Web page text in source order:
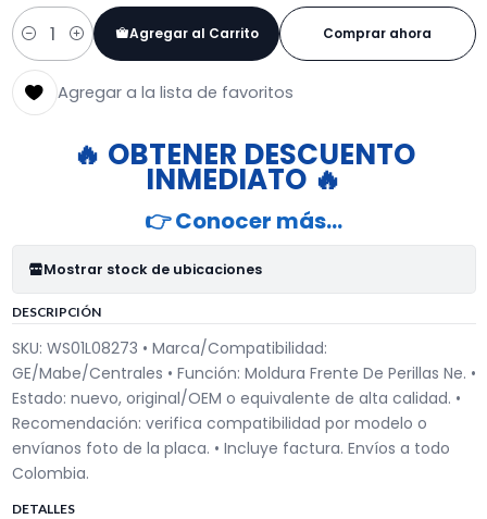
Cantidad
Agregar al Carrito Comprar ahora
Agregar a la lista de favoritos
🔥 OBTENER DESCUENTO
INMEDIATO 🔥
👉 Conocer más…
Mostrar stock de ubicaciones
DESCRIPCIÓN
SKU: WS01L08273 • Marca/Compatibilidad:
GE/Mabe/Centrales • Función: Moldura Frente De Perillas Ne. •
Estado: nuevo, original/OEM o equivalente de alta calidad. •
Recomendación: verifica compatibilidad por modelo o
envíanos foto de la placa. • Incluye factura. Envíos a todo
Colombia.
DETALLES